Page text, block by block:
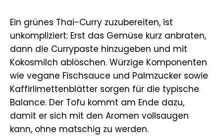
Ein grünes Thai-Curry zuzubereiten, ist
unkompliziert: Erst das Gemüse kurz anbraten,
dann die Currypaste hinzugeben und mit
Kokosmilch ablöschen. Würzige Komponenten
wie vegane Fischsauce und Palmzucker sowie
Kaffirlimettenblätter sorgen für die typische
Balance. Der Tofu kommt am Ende dazu,
damit er sich mit den Aromen vollsaugen
kann, ohne matschig zu werden.